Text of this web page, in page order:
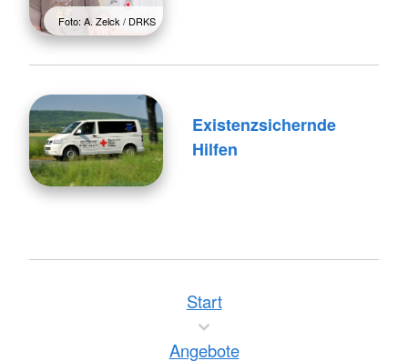
Foto: A. Zelck / DRKS
Existenzsichernde
Hilfen
Start
Angebote